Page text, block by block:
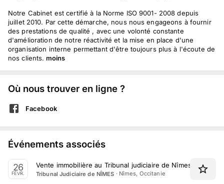
Notre Cabinet est certifié à la Norme ISO 9001- 2008 depuis
juillet 2010. Par cette démarche, nous nous engageons à fournir
des prestations de qualité , avec une volonté constante
d'amélioration de notre réactivité et la mise en place d'une
organisation interne permettant d'être toujours plus à l'écoute de
nos clients. moins
Où nous trouver en ligne ?
Facebook
Événements associés
26
FÉVR.
Vente immobilière au Tribunal judiciaire de Nîmes le 26
Tribunal Judiciaire de NÎMES · Nîmes, Occitanie